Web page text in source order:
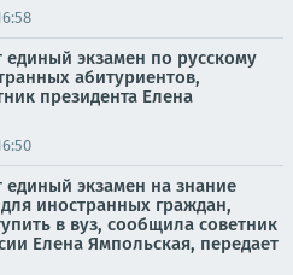
единый экзамен по русскому
абитуриентов,
президента Елена
единый экзамен на знание
иностранных граждан,
в вуз, сообщила советник
Елена Ямпольская, передает